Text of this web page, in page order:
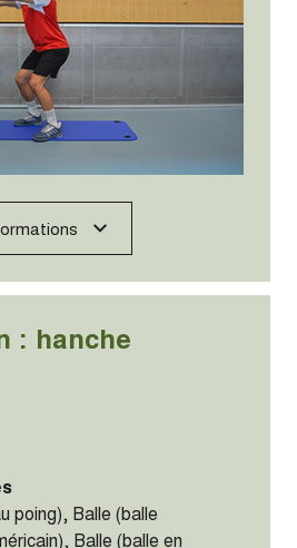
: hanche
poing), Balle (balle
Balle (balle en